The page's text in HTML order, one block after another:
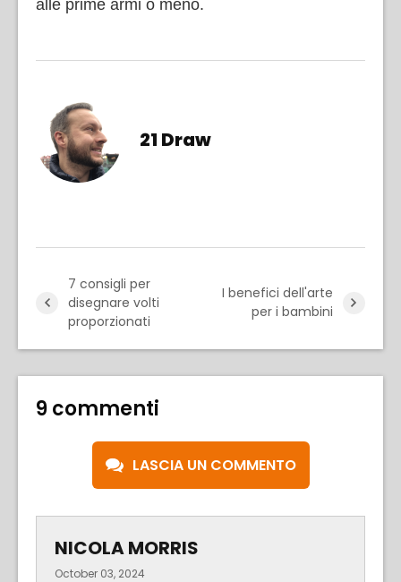
alle prime armi o meno.
21 Draw
7 consigli per
disegnare volti
proporzionati
I benefici dell'arte
per i bambini
9 commenti
LASCIA UN COMMENTO
NICOLA MORRIS
October 03, 2024